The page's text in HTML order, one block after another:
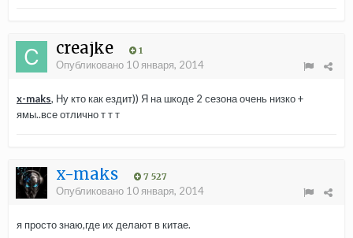
creajke 1
Опубликовано 10 января, 2014
x-maks, Ну кто как ездит)) Я на шкоде 2 сезона очень низко +
ямы..все отлично т т т
x-maks 7 527
Опубликовано 10 января, 2014
я просто знаю,где их делают в китае.